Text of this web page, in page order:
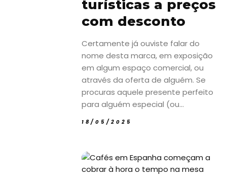
Sun7
Quem
somos
Falem
connosco!
💬
turísticas a preços
com desconto
Certamente já ouviste falar do
nome desta marca, em exposição
em algum espaço comercial, ou
através da oferta de alguém. Se
procuras aquele presente perfeito
para alguém especial (ou...
18/05/2025